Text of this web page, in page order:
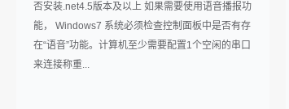
否安装.net4.5版本及以上 如果需要使用语音播报功
能， Windows7 系统必须检查控制面板中是否有存
在“语音”功能。计算机至少需要配置1个空闲的串口
来连接称重...